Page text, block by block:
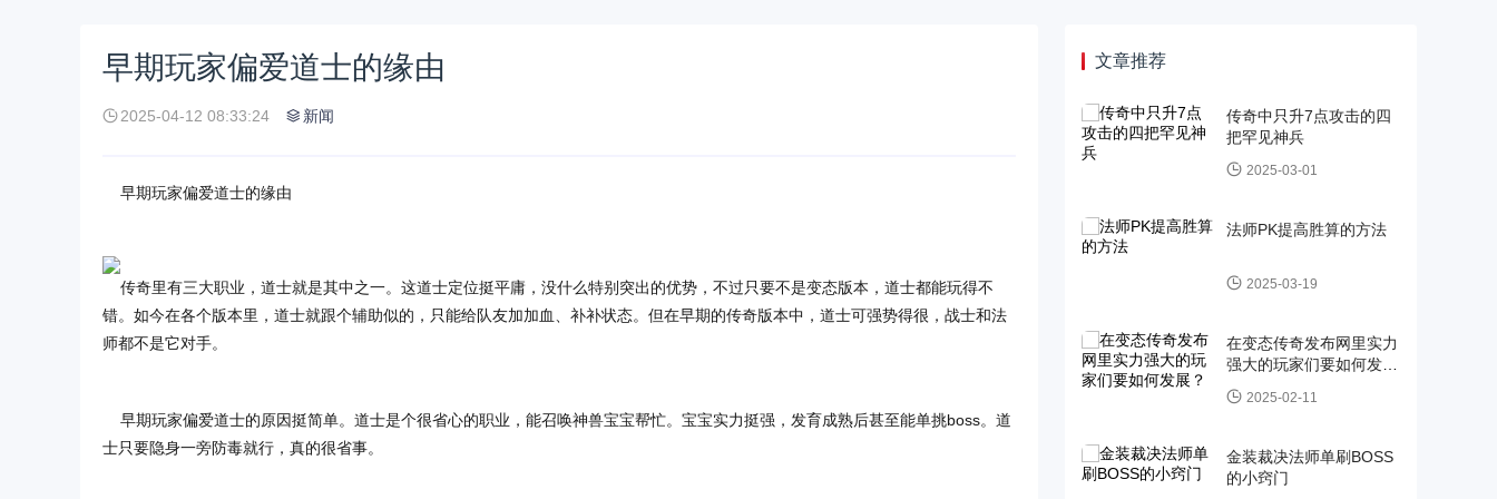
早期玩家偏爱道士的缘由
2025-04-12 08:33:24 新闻
早期玩家偏爱道士的缘由
传奇里有三大职业，道士就是其中之一。这道士定位挺平庸，没什么特别突出的优势，不过只要不是变态版本，道士都能玩得不
错。如今在各个版本里，道士就跟个辅助似的，只能给队友加加血、补补状态。但在早期的传奇版本中，道士可强势得很，战士和法
师都不是它对手。
早期玩家偏爱道士的原因挺简单。道士是个很省心的职业，能召唤神兽宝宝帮忙。宝宝实力挺强，发育成熟后甚至能单挑boss。道
士只要隐身一旁防毒就行，真的很省事。
文章推荐
传奇中只升7点攻击的四
把罕见神兵
2025-03-01
法师PK提高胜算的方法
2025-03-19
在变态传奇发布网里实力
强大的玩家们要如何发
展？
2025-02-11
金装裁决法师单刷BOSS
的小窍门